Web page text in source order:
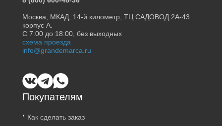
Покупателям
Как сделать заказ
Москва, МКАД, 14-й километр, ТЦ САДОВОД 2А-43
корпус А.
С 7:00 до 18:00, без выходных
схема проезда
info@grandemarca.ru